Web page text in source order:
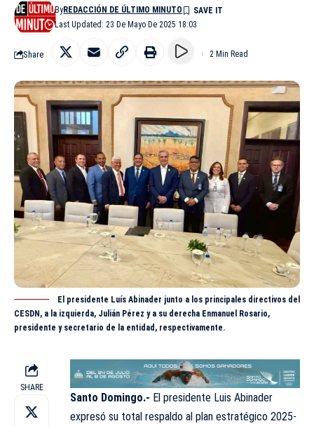
Last Updated: 23 De Mayo De 2025 18:03
ByREDACCIÓN DE ÚLTIMO MINUTO
Share 2 Min Read
El presidente Luís Abinader junto a los principales directivos del
CESDN, a la izquierda, Julián Pérez y a su derecha Enmanuel Rosario,
presidente y secretario de la entidad, respectivamente.
SHARE
Santo Domingo.- El presidente Luis Abinader
expresó su total respaldo al plan estratégico 2025-